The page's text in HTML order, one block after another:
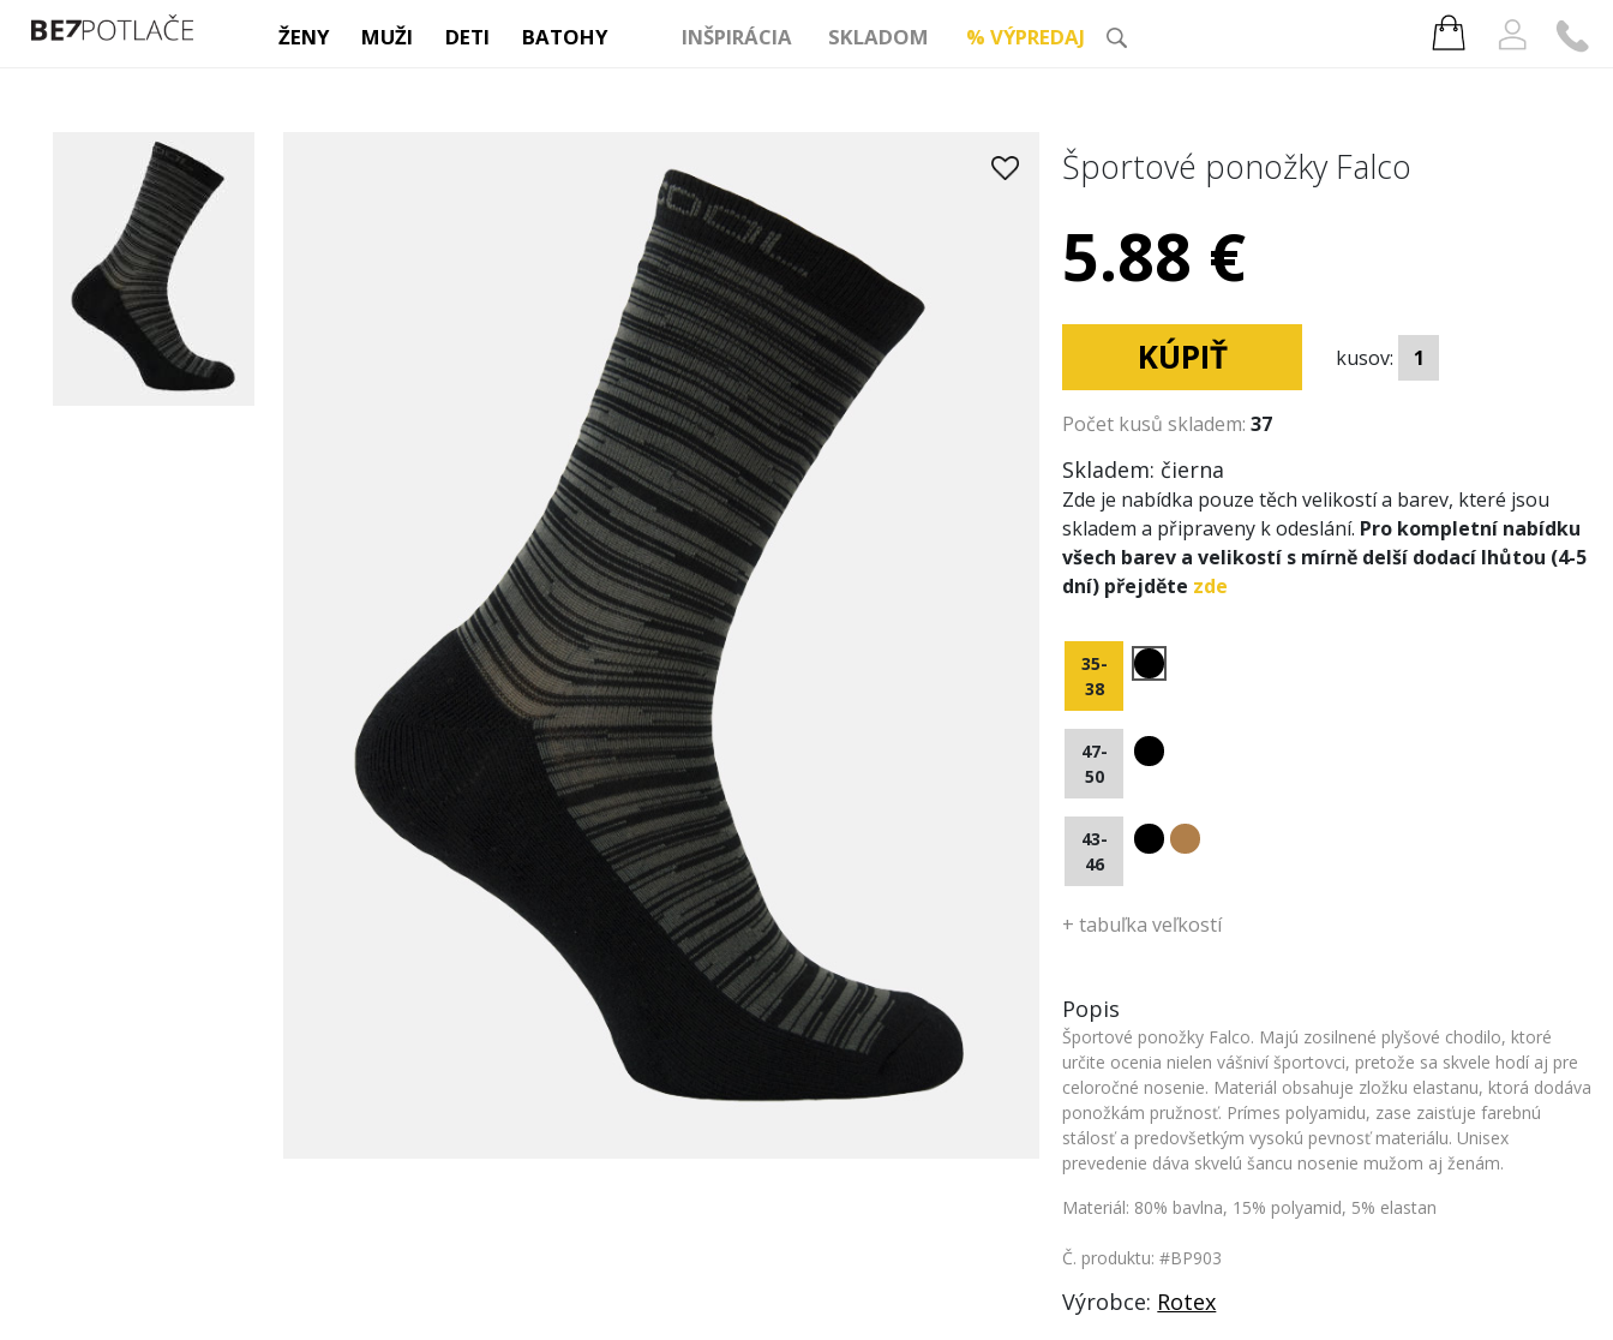
ŽENY MUŽI DETI BATOHY INŠPIRÁCIA SKLADOM % VÝPREDAJ
Športové ponožky Falco
5.88 €
KÚPIŤ kusov:
Počet kusů skladem: 37
Skladem: čierna
Zde je nabídka pouze těch velikostí a barev, které jsou
skladem a připraveny k odeslání. Pro kompletní nabídku
všech barev a velikostí s mírně delší dodací lhůtou (4-5
dní) přejděte zde
35-
38
47-
50
43-
46
+ tabuľka veľkostí
Popis
Športové ponožky Falco. Majú zosilnené plyšové chodilo, ktoré
určite ocenia nielen vášniví športovci, pretože sa skvele hodí aj pre
celoročné nosenie. Materiál obsahuje zložku elastanu, ktorá dodáva
ponožkám pružnosť. Prímes polyamidu, zase zaisťuje farebnú
stálosť a predovšetkým vysokú pevnosť materiálu. Unisex
prevedenie dáva skvelú šancu nosenie mužom aj ženám.
Materiál: 80% bavlna, 15% polyamid, 5% elastan
Č. produktu: #BP903
Výrobce: Rotex